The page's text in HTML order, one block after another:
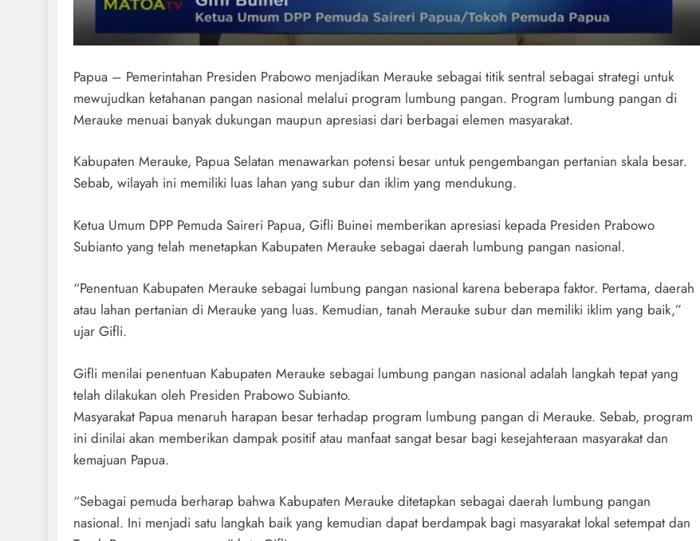
Papua – Pemerintahan Presiden Prabowo menjadikan Merauke sebagai titik sentral sebagai strategi untuk
mewujudkan ketahanan pangan nasional melalui program lumbung pangan. Program lumbung pangan di
Merauke menuai banyak dukungan maupun apresiasi dari berbagai elemen masyarakat.
Kabupaten Merauke, Papua Selatan menawarkan potensi besar untuk pengembangan pertanian skala besar.
Sebab, wilayah ini memiliki luas lahan yang subur dan iklim yang mendukung.
Ketua Umum DPP Pemuda Saireri Papua, Gifli Buinei memberikan apresiasi kepada Presiden Prabowo
Subianto yang telah menetapkan Kabupaten Merauke sebagai daerah lumbung pangan nasional.
“Penentuan Kabupaten Merauke sebagai lumbung pangan nasional karena beberapa faktor. Pertama, daerah
atau lahan pertanian di Merauke yang luas. Kemudian, tanah Merauke subur dan memiliki iklim yang baik,”
ujar Gifli.
Gifli menilai penentuan Kabupaten Merauke sebagai lumbung pangan nasional adalah langkah tepat yang
telah dilakukan oleh Presiden Prabowo Subianto.
Masyarakat Papua menaruh harapan besar terhadap program lumbung pangan di Merauke. Sebab, program
ini dinilai akan memberikan dampak positif atau manfaat sangat besar bagi kesejahteraan masyarakat dan
kemajuan Papua.
“Sebagai pemuda berharap bahwa Kabupaten Merauke ditetapkan sebagai daerah lumbung pangan
nasional. Ini menjadi satu langkah baik yang kemudian dapat berdampak bagi masyarakat lokal setempat dan